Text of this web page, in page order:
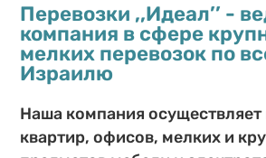
Перевозки ,,Идеал’’ -
компания в сфере
мелких перевозок по
Израилю
Наша компания осуществляет
квартир, офисов, мелких и